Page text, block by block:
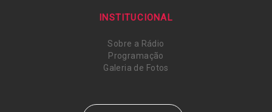
INSTITUCIONAL
Sobre a Rádio
Programação
Galeria de Fotos